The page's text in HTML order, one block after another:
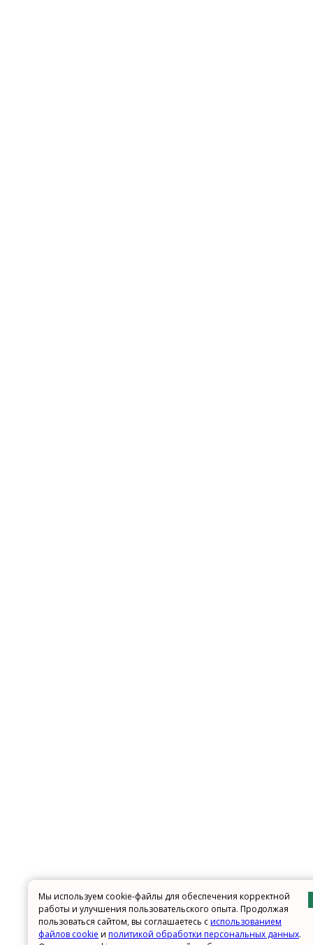
Мы используем cookie-файлы для обеспечения корректной
работы и улучшения пользовательского опыта. Продолжая
пользоваться сайтом, вы соглашаетесь сиспользованием
файлов cookie и политикой обработки персональных данных.